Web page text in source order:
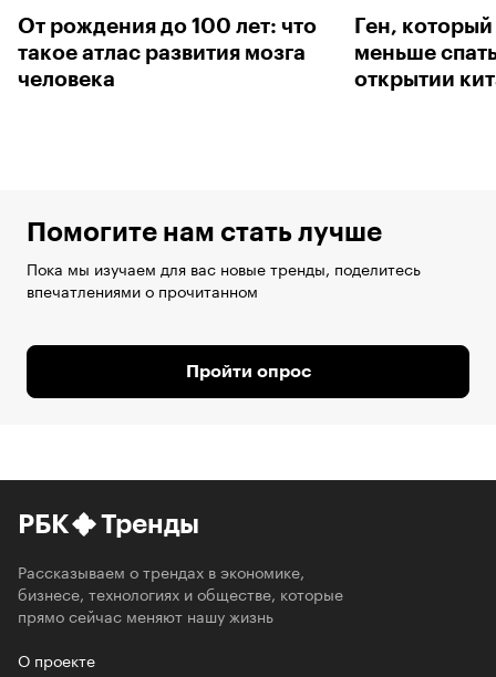
От рождения до 100 лет: что
такое атлас развития мозга
человека
Ген, который
меньше
открытии
Помогите нам стать лучше
Пока мы изучаем для вас новые тренды, поделитесь
впечатлениями о прочитанном
Пройти опрос
РБК Тренды
Рассказываем о трендах в экономике,
бизнесе, технологиях и обществе, которые
прямо сейчас меняют нашу жизнь
О проекте